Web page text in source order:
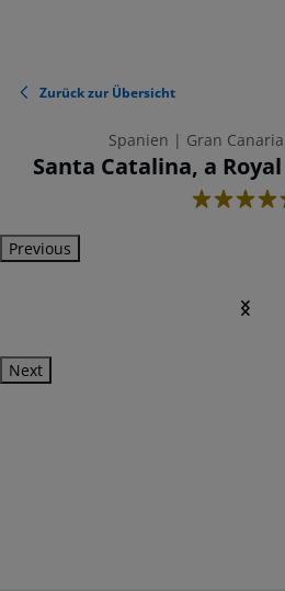
Zurück zur Übersicht
Spanien | Gran
Santa Catalina, a
5
Previous
Next